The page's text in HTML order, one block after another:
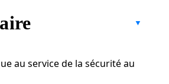
au service de la sécurité au